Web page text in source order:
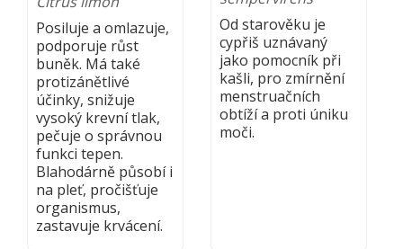
Posiluje a omlazuje,
podporuje růst
buněk. Má také
protizánětlivé
účinky, snižuje
vysoký krevní tlak,
pečuje o správnou
funkci tepen.
Blahodárně působí i
na pleť, pročišťuje
organismus,
zastavuje krvácení.
Od starověku je
cypřiš uznávaný
jako pomocník při
kašli, pro zmírnění
menstruačních
obtíží a proti úniku
moči.